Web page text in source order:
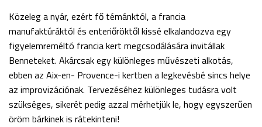
Közeleg a nyár, ezért fő témánktól, a francia
manufaktúráktól és enteriőröktől kissé elkalandozva egy
figyelemreméltó francia kert megcsodálására invitállak
Benneteket. Akárcsak egy különleges művészeti alkotás,
ebben az Aix-en- Provence-i kertben a legkevésbé sincs helye
az improvizációnak. Tervezéséhez különleges tudásra volt
szükséges, sikerét pedig azzal mérhetjük le, hogy egyszerűen
öröm bárkinek is rátekinteni!